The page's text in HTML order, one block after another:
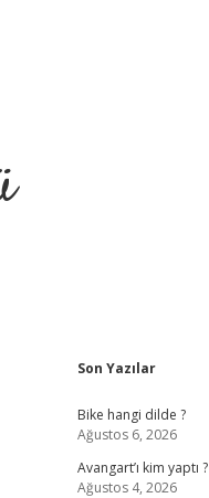
Sidebar
Son Yazılar
Bike hangi dilde ?
Ağustos 6, 2026
Avangart’ı kim yaptı ?
Ağustos 4, 2026